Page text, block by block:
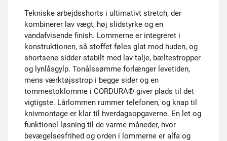
Tekniske arbejds­shorts i ultimativt stretch, der
kombinerer lav vægt, høj slidstyrke og en
vandafvisende finish. Lommerne er integreret i
konstruktionen, så stoffet føles glat mod huden, og
shortsene sidder stabilt med lav talje, bæltestropper
og lynlåsgylp. Tonålssømme forlænger levetiden,
mens værktøjsstrop i begge sider og en
tommestoklomme i CORDURA® giver plads til det
vigtigste. Lårlommen rummer telefonen, og knap til
knivmontage er klar til hverdagsopgaverne. En let og
funktionel løsning til de varme måneder, hvor
bevægelsesfrihed og orden i lommerne er alfa og